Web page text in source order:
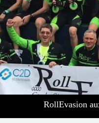
RollEvasion